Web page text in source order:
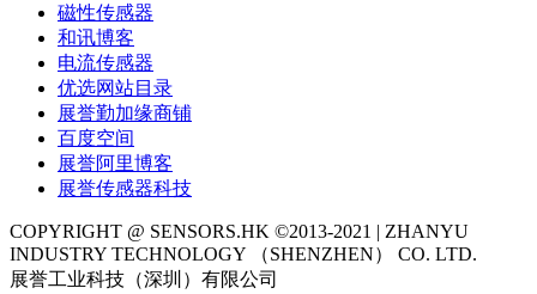
磁性传感器
和讯博客
电流传感器
优选网站目录
展誉勤加缘商铺
百度空间
展誉阿里博客
展誉传感器科技
COPYRIGHT @ SENSORS.HK ©2013-2021 | ZHANYU
INDUSTRY TECHNOLOGY （SHENZHEN） CO. LTD.
展誉工业科技（深圳）有限公司